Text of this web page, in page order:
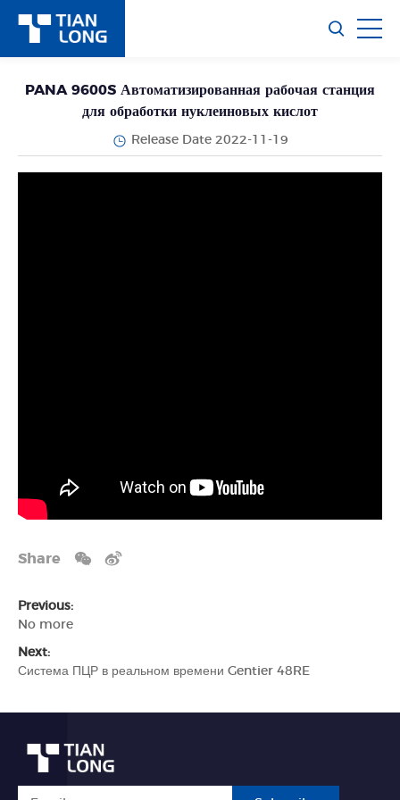
PANA 9600S Автоматизированная рабочая станция
для обработки нуклеиновых кислот
Release Date 2022-11-19
Share
Previous:
No more
Next:
Система ПЦР в реальном времени Gentier 48RE